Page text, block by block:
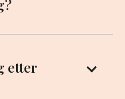
etter